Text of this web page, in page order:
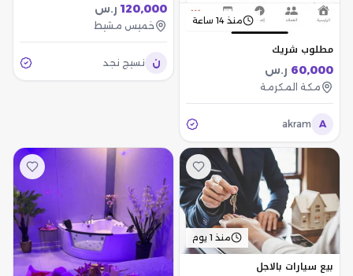
منذ 14 ساعة
مطلوب شريك
60,000 ر.س
مكة المكرمة
A
akram
120,000 ر.س
خميس مشيط
ن نسيج نجد
منذ 1 يوم
بيع سيارات بالاجل